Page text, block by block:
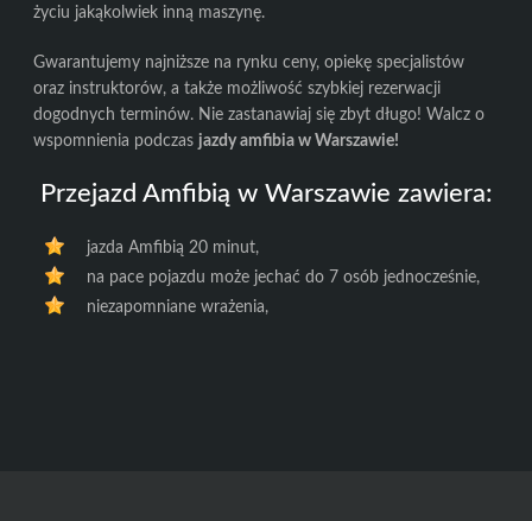
życiu jakąkolwiek inną maszynę.
Gwarantujemy najniższe na rynku ceny, opiekę specjalistów
oraz instruktorów, a także możliwość szybkiej rezerwacji
dogodnych terminów. Nie zastanawiaj się zbyt długo! Walcz o
wspomnienia podczas jazdy amfibia w Warszawie!
Przejazd Amfibią w Warszawie zawiera:
jazda Amfibią 20 minut,
na pace pojazdu może jechać do 7 osób jednocześnie,
niezapomniane wrażenia,